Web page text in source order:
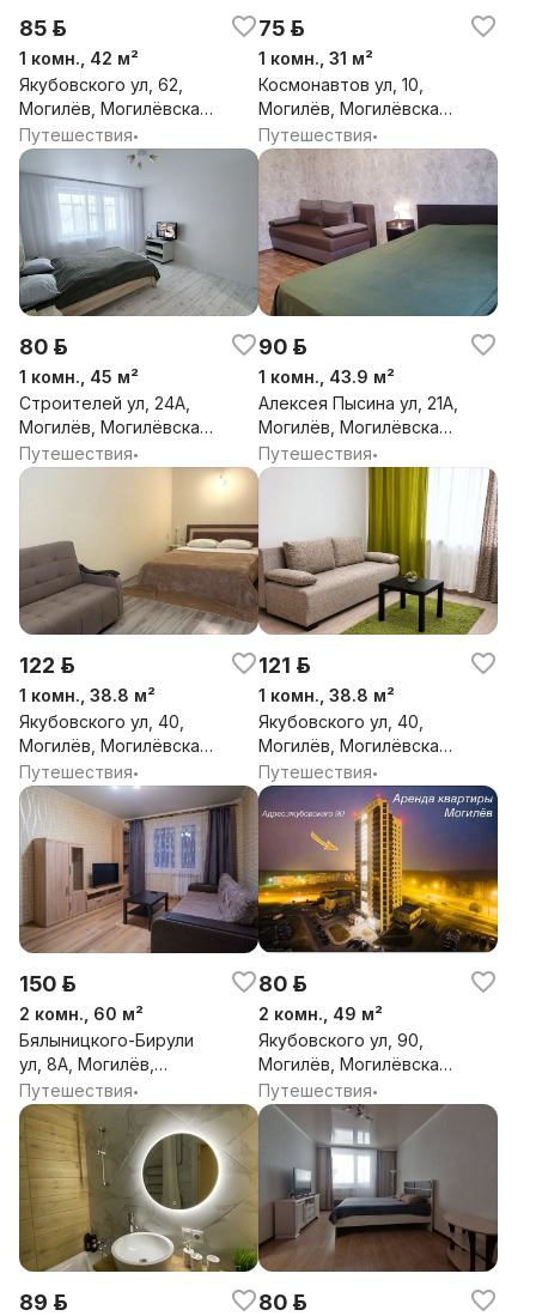
Добро пожаловать!
85 р.
1 комн., 42 м²
Якубовского ул, 62,
Могилёв, Могилёвская
обл.
Путешествия•
75 р.
1 комн., 31 м²
Космонавтов ул, 10,
Могилёв, Могилёвская
обл.
Путешествия•
80 р.
1 комн., 45 м²
Строителей ул, 24А,
Могилёв, Могилёвская
обл.
Путешествия•
90 р.
1 комн., 43.9 м²
Алексея Пысина ул, 21А,
Могилёв, Могилёвская
обл.
Путешествия•
122 р.
1 комн., 38.8 м²
Якубовского ул, 40,
Могилёв, Могилёвская
обл.
Путешествия•
121 р.
1 комн., 38.8 м²
Якубовского ул, 40,
Могилёв, Могилёвская
обл.
Путешествия•
150 р.
2 комн., 60 м²
Бялыницкого-Бирули
ул, 8А, Могилёв,
Могилёвская обл.
Путешествия•
80 р.
2 комн., 49 м²
Якубовского ул, 90,
Могилёв, Могилёвская
обл.
Путешествия•
89 р. 80 р.